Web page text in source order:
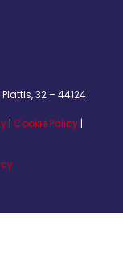
32 – 44124
| Cookie Policy |